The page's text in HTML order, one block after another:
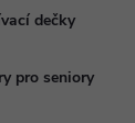
dečky
pro seniory